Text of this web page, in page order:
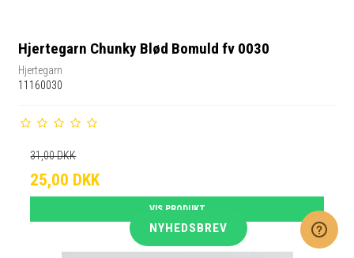
Hjertegarn Chunky Blød Bomuld fv 0030
Hjertegarn
11160030
31,00 DKK
25,00 DKK
VIS PRODUKT
NYHEDSBREV